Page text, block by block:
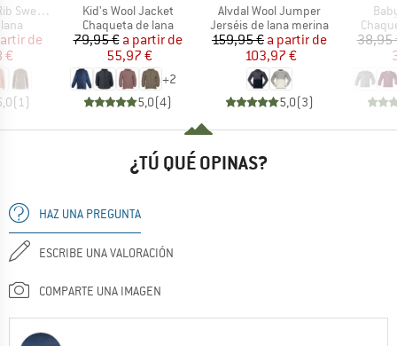
reducido
de
€
(1)
Artículo
Kid's Wool Jacket
Product group
Chaqueta de lana
Precio
79,95 € Precio reducido
a partir de
55,97 €
+2
5,0(4)
Artículo
Alvdal Wool Jumper
Product group
Jerséis de lana merina
Precio
159,95 € Precio reducido
a partir de
103,97 €
5,0(3)
38,95
¿TÚ QUÉ OPINAS?
HAZ UNA PREGUNTA
ESCRIBE UNA VALORACIÓN
COMPARTE UNA IMAGEN